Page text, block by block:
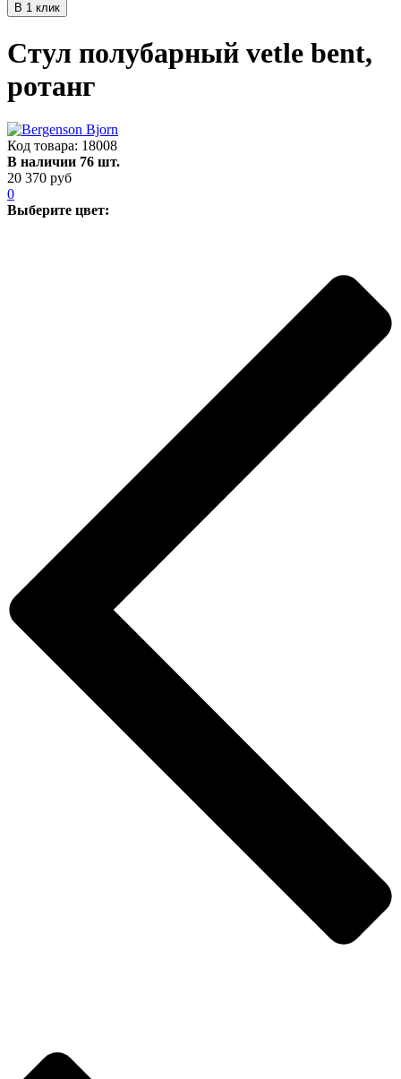
В 1 клик
Стул полубарный vetle bent,
ротанг
Код товара: 18008
В наличии 76 шт.
20 370 руб
0
Выберите цвет: